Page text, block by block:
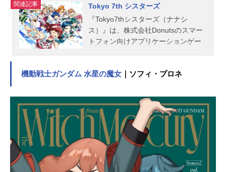
関連記事
Tokyo 7th シスターズ
『Tokyo7thシスターズ（ナナシ
ス）』は、株式会社Donutsのスマー
トフォン向けアプリケーションゲー
介！
機動戦士ガンダム 水星の魔女 ｜ソフィ・プロネ